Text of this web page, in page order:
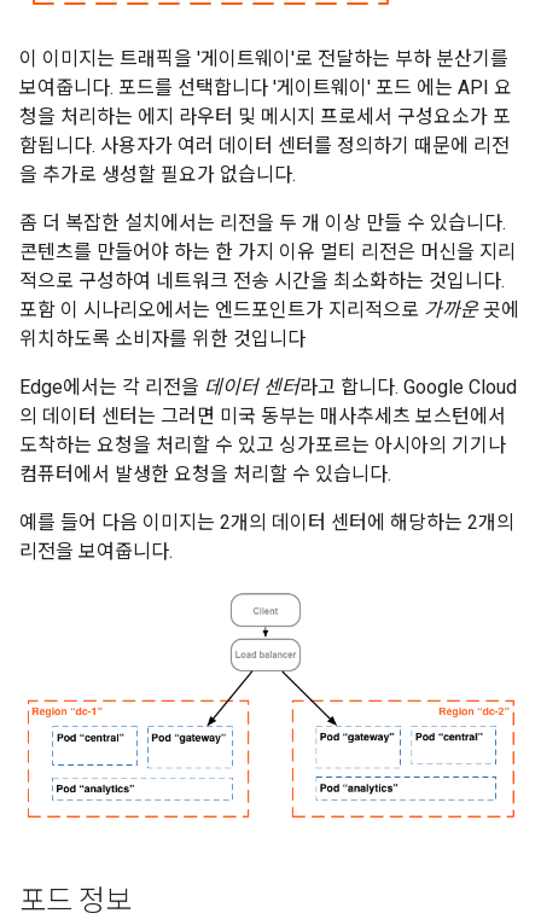
이 이미지는 트래픽을 '게이트웨이'로 전달하는 부하 분산기를
보여줍니다. 포드를 선택합니다 '게이트웨이' 포드 에는 API 요
청을 처리하는 에지 라우터 및 메시지 프로세서 구성요소가 포
함됩니다. 사용자가 여러 데이터 센터를 정의하기 때문에 리전
을 추가로 생성할 필요가 없습니다.
좀 더 복잡한 설치에서는 리전을 두 개 이상 만들 수 있습니다.
콘텐츠를 만들어야 하는 한 가지 이유 멀티 리전은 머신을 지리
적으로 구성하여 네트워크 전송 시간을 최소화하는 것입니다.
포함 이 시나리오에서는 엔드포인트가 지리적으로 가까운곳에
위치하도록 소비자를 위한 것입니다
Edge에서는 각 리전을 데이터 센터라고 합니다. Google Cloud
의 데이터 센터는 그러면 미국 동부는 매사추세츠 보스턴에서
도착하는 요청을 처리할 수 있고 싱가포르는 아시아의 기기나
컴퓨터에서 발생한 요청을 처리할 수 있습니다.
예를 들어 다음 이미지는 2개의 데이터 센터에 해당하는 2개의
리전을 보여줍니다.
포드 정보